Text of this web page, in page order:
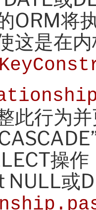
ORM将
这是在
此行为
操
NULL或